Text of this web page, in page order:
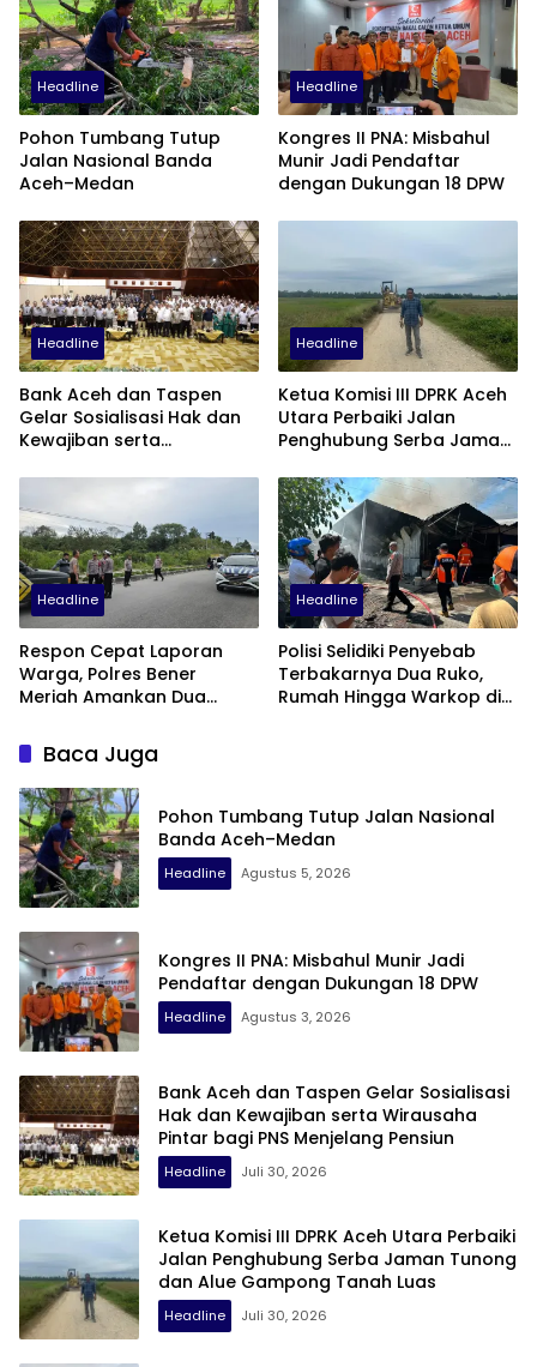
Headline
Pohon Tumbang Tutup
Jalan Nasional Banda
Aceh–Medan
Headline
Kongres II PNA: Misbahul
Munir Jadi Pendaftar
dengan Dukungan 18 DPW
Headline
Bank Aceh dan Taspen
Gelar Sosialisasi Hak dan
Kewajiban serta
Menjelang Pensiun
Headline
Ketua Komisi III DPRK Aceh
Utara Perbaiki Jalan
Penghubung Serba Jaman
Gampong Tanah Luas
Headline
Respon Cepat Laporan
Warga, Polres Bener
Meriah Amankan Dua
Terlibat Balap Liar
Headline
Polisi Selidiki Penyebab
Terbakarnya Dua Ruko,
Rumah Hingga Warkop di
Baca Juga
Pohon Tumbang Tutup Jalan Nasional
Banda Aceh–Medan
Headline Agustus 5, 2026
Kongres II PNA: Misbahul Munir Jadi
Pendaftar dengan Dukungan 18 DPW
Headline Agustus 3, 2026
Bank Aceh dan Taspen Gelar Sosialisasi
Hak dan Kewajiban serta Wirausaha
Pintar bagi PNS Menjelang Pensiun
Headline Juli 30, 2026
Ketua Komisi III DPRK Aceh Utara Perbaiki
Jalan Penghubung Serba Jaman Tunong
dan Alue Gampong Tanah Luas
Headline Juli 30, 2026